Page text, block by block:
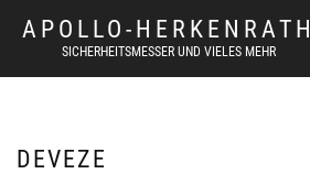
APOLLO-HERKENRATH
SICHERHEITSMESSER UND VIELES MEHR
DEVEZE